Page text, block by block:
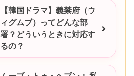
【韓国ドラマ】義禁府（ウ
ィグムブ）ってどんな部
署？どういうときに対応す
るの？